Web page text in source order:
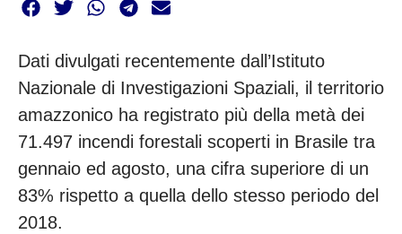
Dati divulgati recentemente dall’Istituto
Nazionale di Investigazioni Spaziali, il territorio
amazzonico ha registrato più della metà dei
71.497 incendi forestali scoperti in Brasile tra
gennaio ed agosto, una cifra superiore di un
83% rispetto a quella dello stesso periodo del
2018.